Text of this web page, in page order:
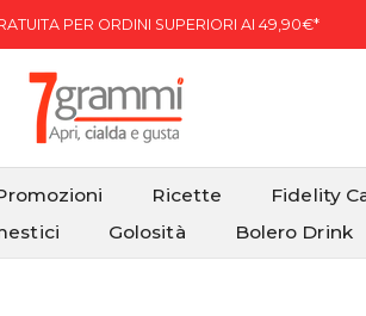
PER ORDINI SUPERIORI AI 49,90€*
Ricette Fidelity
Golosità Bolero Drink